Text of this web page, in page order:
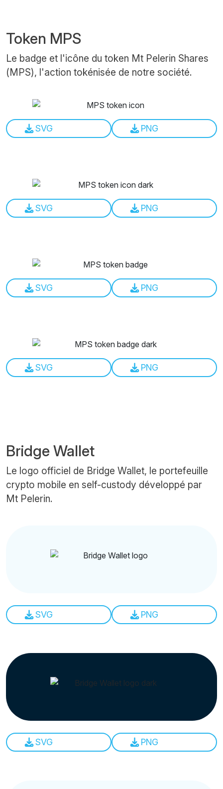
Token MPS
Le badge et l'icône du token Mt Pelerin Shares
(MPS), l'action tokénisée de notre société.
SVG PNG
SVG PNG
SVG PNG
SVG PNG
Bridge Wallet
Le logo officiel de Bridge Wallet, le portefeuille
crypto mobile en self-custody développé par
Mt Pelerin.
SVG PNG
SVG PNG